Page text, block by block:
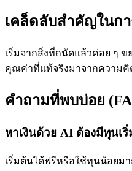
เคล็ดลับสำคัญในก
เริ่มจากสิ่งที่ถนัดแล้วค่อย ๆ ข
คุณค่าที่แท้จริงมาจากความคิ
คำถามที่พบบ่อย
หาเงินด้วย AI ต้องมีทุนเ
เริ่มต้นได้ฟรีหรือใช้ทุนน้อยม